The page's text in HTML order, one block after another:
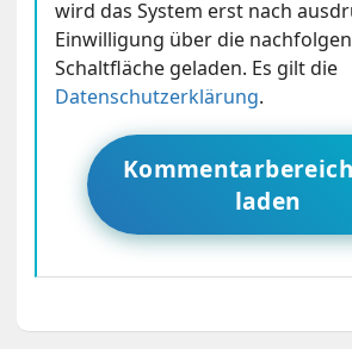
wird das System erst nach
Einwilligung über die
Schaltfläche geladen. Es gilt die
Datenschutzerklärung.
laden